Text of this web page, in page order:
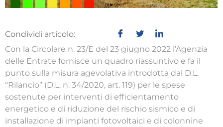
Condividi articolo:
Con la Circolare n. 23/E del 23 giugno 2022 l’Agenzia
delle Entrate fornisce un quadro riassuntivo e fa il
punto sulla misura agevolativa introdotta dal D.L.
“Rilancio” (D.L. n. 34/2020, art. 119) per le spese
sostenute per interventi di efficientamento
energetico e di riduzione del rischio sismico e di
installazione di impianti fotovoltaici e di colonnine